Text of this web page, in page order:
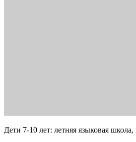
Дети 7-10 лет: летняя языковая школа,